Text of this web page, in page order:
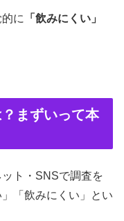
に
「飲みにくい」
まずいって本
ト・SNSで調査を
「飲みにくい」とい